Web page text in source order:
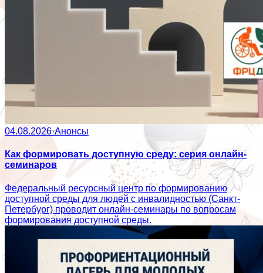
04.08.2026·Анонсы
Как формировать доступную среду: серия онлайн-
семинаров
Федеральный ресурсный центр по формированию
доступной среды для людей с инвалидностью (Санкт-
Петербург) проводит онлайн-семинары по вопросам
формирования доступной среды.